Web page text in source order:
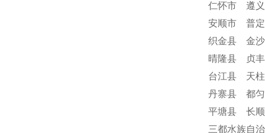
仁怀市 遵
安顺市 普
织金县 金
晴隆县 贞
台江县 天
丹寨县 都
平塘县 长
三都水族自